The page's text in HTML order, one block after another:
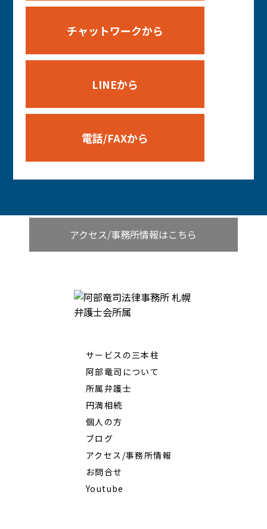
チャットワークから
LINEから
電話/FAXから
アクセス/事務所情報はこちら
サービスの三本柱
阿部竜司について
所属弁護士
円満相続
個人の方
ブログ
アクセス/事務所情報
お問合せ
Youtube